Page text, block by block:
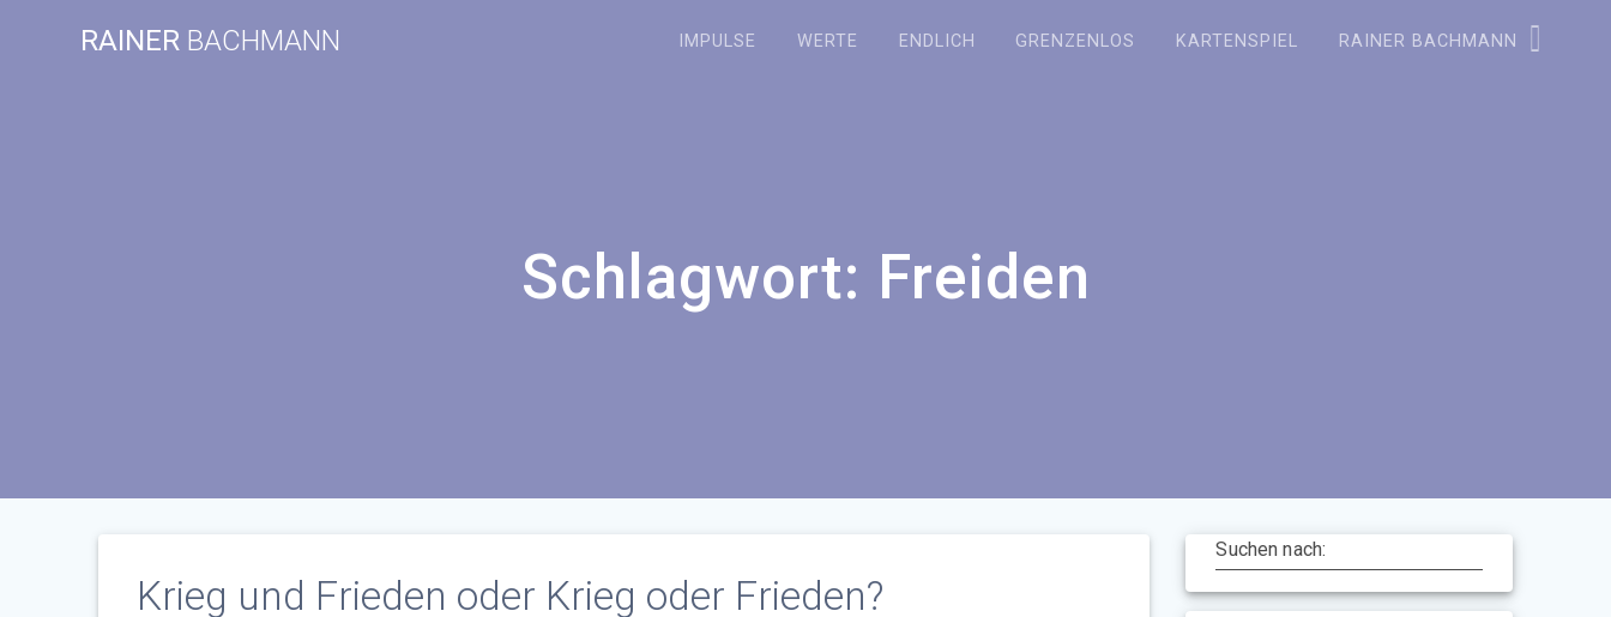
RAINER BACHMANN IMPULSE WERTE ENDLICH GRENZENLOS KARTENSPIEL RAINER BACHMANN
Schlagwort: Freiden
Krieg und Frieden oder Krieg oder Frieden?
Suchen nach: